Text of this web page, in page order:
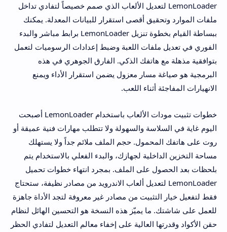
LemonLoader لتعديل الألعاب الذي صمم خصيصاً لتفادي تداخل
ملفات الموارد وتحقيق أقصى استقرار للبيانات المعدلة. يمكنك
ببساطة القيام بخطوة تنزيل LemonLoader برابط مباشر والبدء
الفوري في تعديل ملفات اللعبة وضبط إعدادات الرسوميات لتعمل
بتوافقية مذهلة مع هاتفك الذكي. الفارق الجوهري في هذه
البرمجية هو صياغة مسار معزول يضمن استقرار الأداء ويمنع
الانهيارات المفاجئة أثناء اللعب.
خطوات تثبيت مودات الألعاب باستخدام LemonLoader أصبحت
اليوم غاية في السلاسة والسهولة ولا تتطلب مهارات فنية عميقة أو
روت على هاتفك المحمول. حجم الملف ملائم جداً ولا يستهلك
مساحة التخزين الداخلية لجهازك، والبدء الفعلي بالاستخدام يتم
بلحظات بعد الحصول على الملف. بمجرد انتهاء خطوات تحميل
LemonLoader لتعديل ألعاب الاندرويد من مصادر نظيفة، ستحتاج
فقط لتفعيل خيار التثبيت من مصادر غير معروفة لتجد الأداة جاهزة
للعمل على شاشتك. ما يميّز هذه النسخة هو التحسين الهائل لنظام
حقن الأكواد وقدرتها العالية على إخفاء معالم التعديل لتفادي الحظر